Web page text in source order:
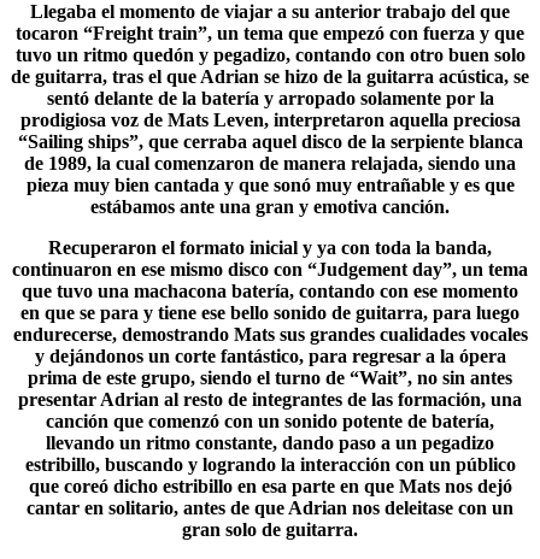
Llegaba el momento de viajar a su anterior trabajo del que
tocaron “Freight train”, un tema que empezó con fuerza y que
tuvo un ritmo quedón y pegadizo, contando con otro buen solo
de guitarra, tras el que Adrian se hizo de la guitarra acústica, se
sentó delante de la batería y arropado solamente por la
prodigiosa voz de Mats Leven, interpretaron aquella preciosa
“Sailing ships”, que cerraba aquel disco de la serpiente blanca
de 1989, la cual comenzaron de manera relajada, siendo una
pieza muy bien cantada y que sonó muy entrañable y es que
estábamos ante una gran y emotiva canción.
Recuperaron el formato inicial y ya con toda la banda,
continuaron en ese mismo disco con “Judgement day”, un tema
que tuvo una machacona batería, contando con ese momento
en que se para y tiene ese bello sonido de guitarra, para luego
endurecerse, demostrando Mats sus grandes cualidades vocales
y dejándonos un corte fantástico, para regresar a la ópera
prima de este grupo, siendo el turno de “Wait”, no sin antes
presentar Adrian al resto de integrantes de las formación, una
canción que comenzó con un sonido potente de batería,
llevando un ritmo constante, dando paso a un pegadizo
estribillo, buscando y logrando la interacción con un público
que coreó dicho estribillo en esa parte en que Mats nos dejó
cantar en solitario, antes de que Adrian nos deleitase con un
gran solo de guitarra.